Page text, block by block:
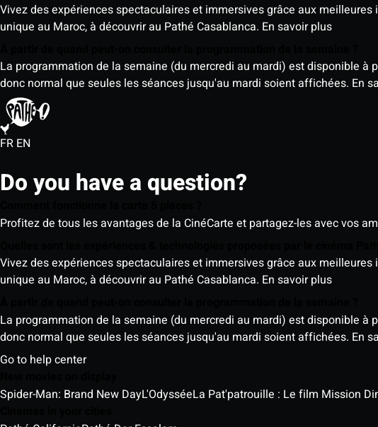
Vivez des expériences spectaculaires et immersives grâce aux
unique au Maroc, à découvrir au Pathé Casablanca. En savoir plus
La programmation de la semaine (du mercredi au mardi) est disponible
donc normal que seules les séances jusqu'au mardi soient affichées. En
FR EN
Do you have a question?
Profitez de tous les avantages de la CinéCarte et partagez-les avec vos
Vivez des expériences spectaculaires et immersives grâce aux
unique au Maroc, à découvrir au Pathé Casablanca. En savoir plus
La programmation de la semaine (du mercredi au mardi) est disponible
donc normal que seules les séances jusqu'au mardi soient affichées. En
Go to help center
Spider-Man: Brand New DayL'OdysséeLa Pat'patrouille : Le film Mission